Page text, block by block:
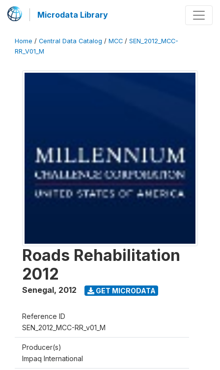
Microdata Library
Home / Central Data Catalog / MCC / SEN_2012_MCC-
RR_V01_M
Roads Rehabilitation
2012
Senegal, 2012 GET MICRODATA
Reference ID
SEN_2012_MCC-RR_v01_M
Producer(s)
Impaq International